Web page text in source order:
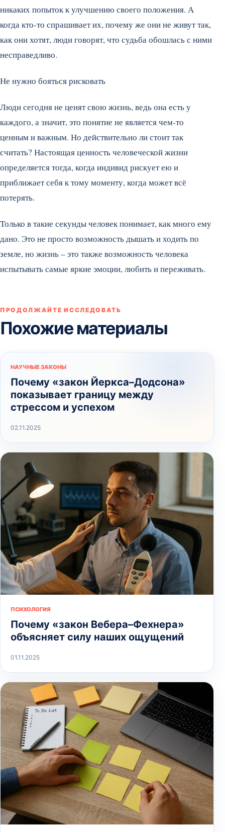
никаких попыток к улучшению своего положения. А
когда кто-то спрашивает их, почему же они не живут так,
как они хотят, люди говорят, что судьба обошлась с ними
несправедливо.
Не нужно бояться рисковать
Люди сегодня не ценят свою жизнь, ведь она есть у
каждого, а значит, это понятие не является чем-то
ценным и важным. Но действительно ли стоит так
считать? Настоящая ценность человеческой жизни
определяется тогда, когда индивид рискует ею и
приближает себя к тому моменту, когда может всё
потерять.
Только в такие секунды человек понимает, как много ему
дано. Это не просто возможность дышать и ходить по
земле, но жизнь – это также возможность человека
испытывать самые яркие эмоции, любить и переживать.
ПРОДОЛЖАЙТЕ ИССЛЕДОВАТЬ
Похожие материалы
НАУЧНЫЕ ЗАКОНЫ
Почему «закон Йеркса–Додсона»
показывает границу между
стрессом и успехом
02.11.2025
ПСИХОЛОГИЯ
Почему «закон Вебера–Фехнера»
объясняет силу наших ощущений
01.11.2025